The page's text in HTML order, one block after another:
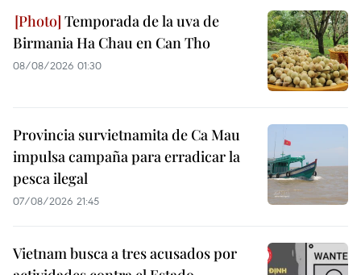
Temporada de la uva de
Birmania Ha Chau en Can Tho
08/08/2026 01:30
Provincia survietnamita de Ca Mau
impulsa campaña para erradicar la
pesca ilegal
07/08/2026 21:45
Vietnam busca a tres acusados por